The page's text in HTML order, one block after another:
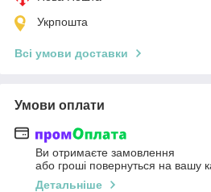
Укрпошта
Всі умови доставки
Умови оплати
Ви отримаєте замовлення
або гроші повернуться на вашу
Детальніше